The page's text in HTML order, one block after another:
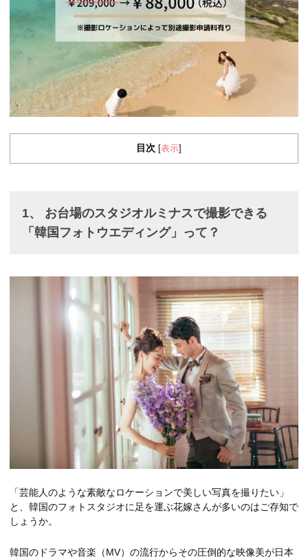
目次 [表示]
1、 お台場のスタジオルミナスで撮影できる
「韓国フォトウエディング」って？
「芸能人のような素敵なロケーションで美しい写真を撮りたい」
と、韓国のフォトスタジオに足を運ぶ花嫁さんが多いのはご存知で
しょうか。
韓国のドラマや音楽（MV）の流行からその圧倒的な映像美が日本